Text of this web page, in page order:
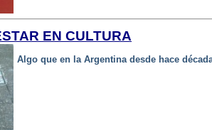
EN CULTURA
Algo que en la Argentina desde hace